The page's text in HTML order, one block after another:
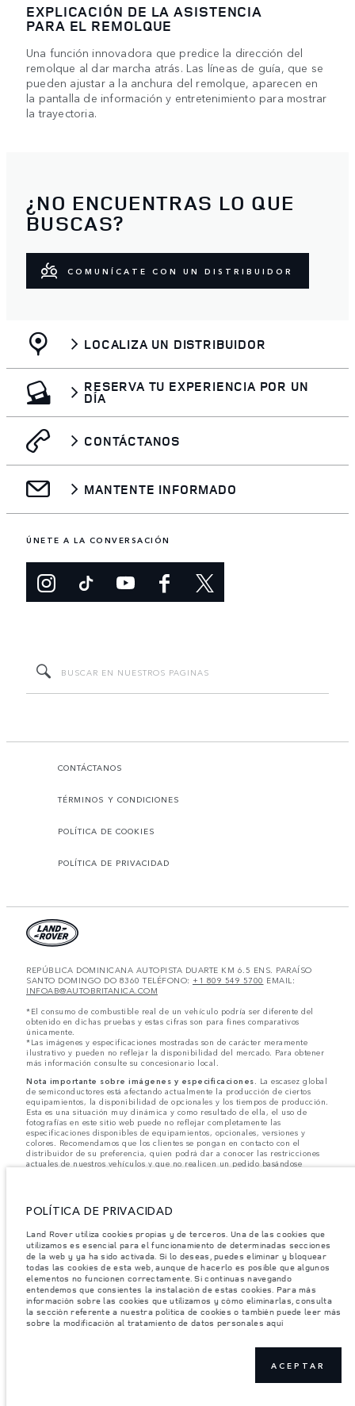
EXPLICACIÓN DE LA ASISTENCIA
PARA EL REMOLQUE
Una función innovadora que predice la dirección del
remolque al dar marcha atrás. Las líneas de guía, que se
pueden ajustar a la anchura del remolque, aparecen en
la pantalla de información y entretenimiento para mostrar
la trayectoria.
¿NO ENCUENTRAS LO QUE
BUSCAS?
COMUNÍCATE CON UN DISTRIBUIDOR
LOCALIZA UN DISTRIBUIDOR
RESERVA TU EXPERIENCIA POR UN
DÍA
CONTÁCTANOS
MANTENTE INFORMADO
ÚNETE A LA CONVERSACIÓN
CONTÁCTANOS
TÉRMINOS Y CONDICIONES
POLÍTICA DE COOKIES
POLÍTICA DE PRIVACIDAD
REPÚBLICA DOMINICANA AUTOPISTA DUARTE KM 6.5 ENS. PARAÍSO
SANTO DOMINGO DO 8360 TELÉFONO: +1 809 549 5700 EMAIL:
INFOAB@AUTOBRITANICA.COM
*El consumo de combustible real de un vehículo podría ser diferente del
obtenido en dichas pruebas y estas cifras son para fines comparativos
únicamente.
*Las imágenes y especificaciones mostradas son de carácter meramente
ilustrativo y pueden no reflejar la disponibilidad del mercado. Para obtener
más información consulte su concesionario local.
Nota importante sobre imágenes y especificaciones. La escasez global
de semiconductores está afectando actualmente la producción de ciertos
equipamientos, la disponibilidad de opcionales y los tiempos de producción.
Esta es una situación muy dinámica y como resultado de ella, el uso de
fotografías en este sitio web puede no reflejar completamente las
especificaciones disponibles de equipamientos, opcionales, versiones y
colores. Recomendamos que los clientes se pongan en contacto con el
distribuidor de su preferencia, quien podrá dar a conocer las restricciones
actuales de nuestros vehículos y que no realicen un pedido basándose
las especificaciones, el diseño y la producción de sus vehículos, piezas y
accesorios, por lo que se producen modificaciones de forma continua y sin
vendrán incluidas de serie. La información, las especificaciones, los motores
y los colores que aparecen en esta página web se basan en las
especificaciones europeas. Estos pueden variar en función del mercado y
pueden ser modificados sin previo aviso. Algunos vehículos se muestran con
equipamiento opcional y accesorios originales que pueden no estar
disponibles en todos los mercados. Ponte en contacto con tu concesionario
local para consultar disponibilidad y precios.
Cargas Máximas por Eje no se excedan al cargar el vehículo con accesorios,
POLÍTICA DE PRIVACIDAD
Land Rover utiliza cookies propias y de terceros. Una de las cookies que
utilizamos es esencial para el funcionamiento de determinadas secciones
de la web y ya ha sido activada. Si lo deseas, puedes eliminar y bloquear
todas las cookies de esta web, aunque de hacerlo es posible que algunos
elementos no funcionen correctamente. Si continuas navegando
entendemos que consientes la instalación de estas cookies. Para más
información sobre las cookies que utilizamos y cómo eliminarlas, consulta
la sección referente a nuestra política de cookies o también puede leer más
sobre la modificación al tratamiento de datos personales aquí
ACEPTAR